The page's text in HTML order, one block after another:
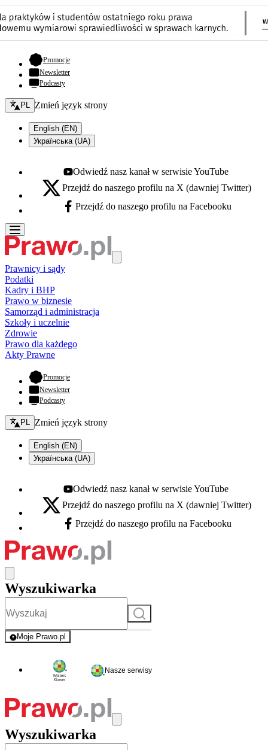
Promocje- otwiera się w nowej karcie
Newsletter
Podcasty
Zmień język - bieżący:
PL Zmień język strony
English (EN)
Українська (UA)
Youtube - otwiera się w nowej karcie
Odwiedź nasz kanał w serwisie YouTube
X - otwiera się w nowej karcie
Przejdź do naszego profilu na X (dawniej Twitter)
Facebook - otwiera się w nowej karcie
Przejdź do naszego profilu na Facebooku
Prawnicy i sądy
Podatki
Kadry i BHP
Prawo w biznesie
Samorząd i administracja
Szkoły i uczelnie
Zdrowie
Prawo dla każdego
Akty Prawne
Promocje- otwiera się w nowej karcie
Newsletter
Podcasty
Zmień język - bieżący:
PL Zmień język strony
English (EN)
Українська (UA)
Youtube - otwiera się w nowej karcie
Odwiedź nasz kanał w serwisie YouTube
X - otwiera się w nowej karcie
Przejdź do naszego profilu na X (dawniej Twitter)
Facebook - otwiera się w nowej karcie
Przejdź do naszego profilu na Facebooku
Wyszukiwarka
Szukaj
Moje Prawo.pl
- rejestracja i logowanie do serwisu
Nasze serwisy
Wyszukiwarka